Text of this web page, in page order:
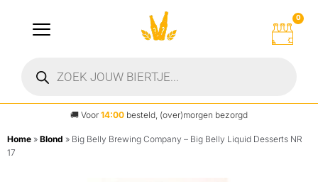
0
🚚 Voor 14:00 besteld, (over)morgen bezorgd
Home » Blond » Big Belly Brewing Company – Big Belly Liquid Desserts NR
17